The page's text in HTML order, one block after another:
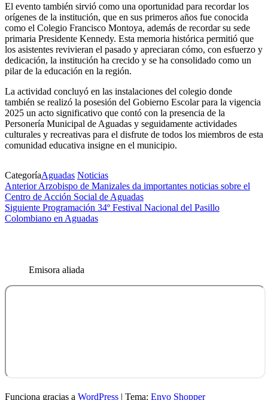
El evento también sirvió como una oportunidad para recordar los
orígenes de la institución, que en sus primeros años fue conocida
como el Colegio Francisco Montoya, además de recordar su sede
primaria Presidente Kennedy. Esta memoria histórica permitió que
los asistentes revivieran el pasado y apreciaran cómo, con esfuerzo y
dedicación, la institución ha crecido y se ha consolidado como un
pilar de la educación en la región.
La actividad concluyó en las instalaciones del colegio donde
también se realizó la posesión del Gobierno Escolar para la vigencia
2025 un acto significativo que contó con la presencia de la
Personería Municipal de Aguadas y seguidamente actividades
culturales y recreativas para el disfrute de todos los miembros de esta
comunidad educativa insigne en el municipio.
CategoríaAguadas Noticias
Navegación
de
entradas
Entrada
anterior
Anterior Arzobispo de Manizales da importantes noticias sobre el
Centro de Acción Social de Aguadas
Siguiente
entrada
Siguiente Programación 34º Festival Nacional del Pasillo
Colombiano en Aguadas
Emisora aliada
Funciona gracias a WordPress | Tema: Envo Shopper